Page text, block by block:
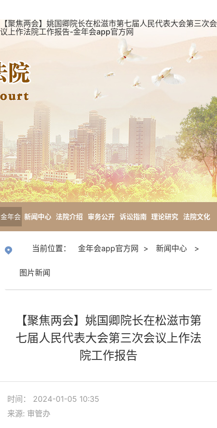
【聚焦两会】姚国卿院长在松滋市第七届人民代表大会第三次会
议上作法院工作报告-金年会app官方网
金年会
方网
新闻中心 法院介绍 审务公开 诉讼指南 理论研究 法院文化
当前位置： 金年会app官方网 > 新闻中心 >
图片新闻
【聚焦两会】姚国卿院长在松滋市第
七届人民代表大会第三次会议上作法
院工作报告
时间： 2024-01-05 10:35
来源: 审管办